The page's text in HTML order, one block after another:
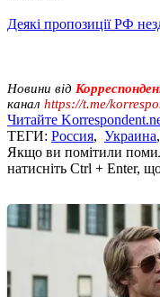
Деякі пропозиції РФ
Новини від
канал https://t.me/
Читайте
ТЕГИ: Россия, Украина,
Якщо ви помітили
натисніть Ctrl + Enter,